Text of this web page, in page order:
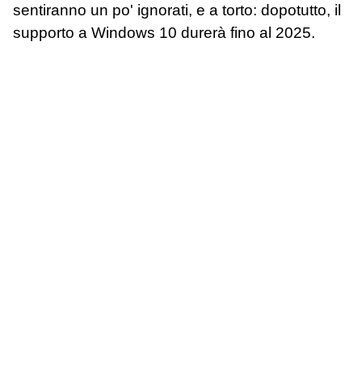
sentiranno un po' ignorati, e a torto: dopotutto, il
supporto a Windows 10 durerà fino al 2025.